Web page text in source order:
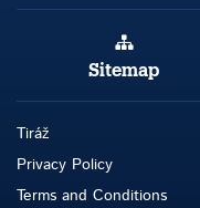
Tiráž
Privacy Policy
Terms and Conditions
Sitemap